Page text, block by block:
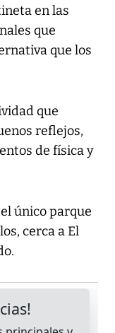
en las
que
que los
que
reflejos,
de física y
único parque
cerca a El